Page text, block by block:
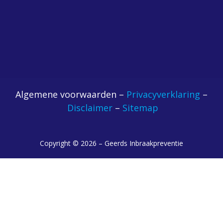
Algemene voorwaarden – Privacyverklaring –
Disclaimer – Sitemap
Copyright © 2026 – Geerds Inbraakpreventie